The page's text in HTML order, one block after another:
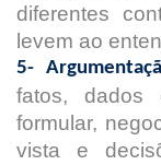
diferentes
levem ao
5-
fatos, dados
formular,
vista e